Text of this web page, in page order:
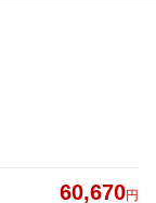
60,670円